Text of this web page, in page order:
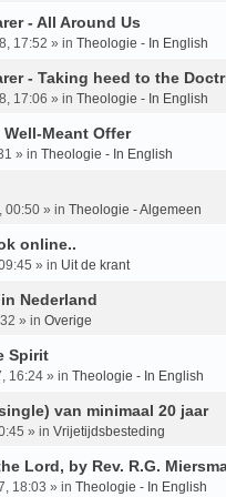
- All Around Us
17:52 » in Theologie - In English
- Taking heed to the
17:06 » in Theologie - In English
Meant Offer
» in Theologie - In English
00:50 » in Theologie - Algemeen
online..
» in Uit de krant
Nederland
» in Overige
Spirit
16:24 » in Theologie - In English
van minimaal 20 jaar
» in Vrijetijdsbesteding
Lord, by Rev. R.G.
18:03 » in Theologie - In English